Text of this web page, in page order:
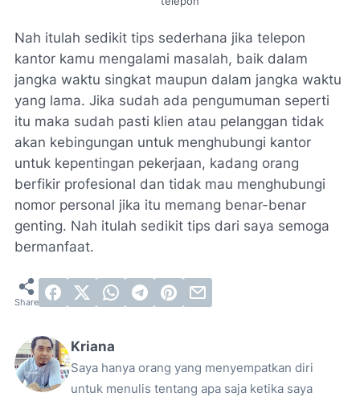
Nah itulah sedikit tips sederhana jika telepon
kantor kamu mengalami masalah, baik dalam
jangka waktu singkat maupun dalam jangka waktu
yang lama. Jika sudah ada pengumuman seperti
itu maka sudah pasti klien atau pelanggan tidak
akan kebingungan untuk menghubungi kantor
untuk kepentingan pekerjaan, kadang orang
berfikir profesional dan tidak mau menghubungi
nomor personal jika itu memang benar-benar
genting. Nah itulah sedikit tips dari saya semoga
bermanfaat.
Kriana
Saya hanya orang yang menyempatkan diri
untuk menulis tentang apa saja ketika saya